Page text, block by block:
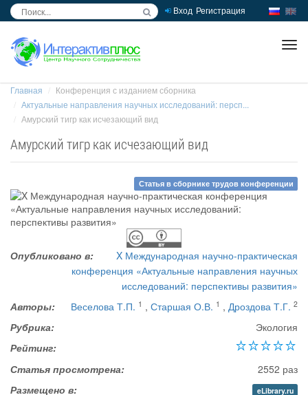
Вход Регистрация
Главная
Конференция с изданием сборника
Актуальные направления научных исследований: персп...
Амурский тигр как исчезающий вид
Амурский тигр как исчезающий вид
Статья в сборнике трудов конференции
Опубликовано в:
X Международная научно-практическая
конференция «Актуальные направления научных
исследований: перспективы развития»
Авторы:
Веселова Т.П. 1 , Старшая О.В. 1 , Дроздова Т.Г. 2
Рубрика:
Экология
Рейтинг:
Статья просмотрена:
2552 раз
Размещено в:
eLibrary.ru